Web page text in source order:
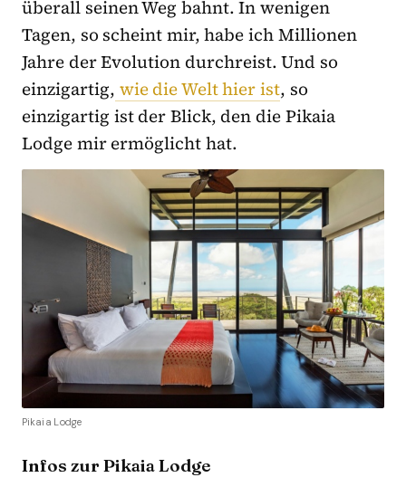
überall seinen Weg bahnt. In wenigen
Tagen, so scheint mir, habe ich Millionen
Jahre der Evolution durchreist. Und so
einzigartig, wie die Welt hier ist, so
einzigartig ist der Blick, den die Pikaia
Lodge mir ermöglicht hat.
Pikaia Lodge
Infos zur Pikaia Lodge